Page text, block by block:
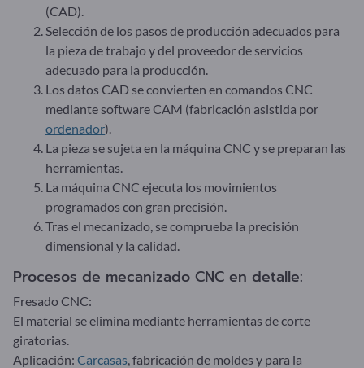
(CAD).
Selección de los pasos de producción adecuados para
la pieza de trabajo y del proveedor de servicios
adecuado para la producción.
Los datos CAD se convierten en comandos CNC
mediante software CAM (fabricación asistida por
ordenador).
La pieza se sujeta en la máquina CNC y se preparan las
herramientas.
La máquina CNC ejecuta los movimientos
programados con gran precisión.
Tras el mecanizado, se comprueba la precisión
dimensional y la calidad.
Procesos de mecanizado CNC en detalle:
Fresado CNC:
El material se elimina mediante herramientas de corte
giratorias.
Aplicación: Carcasas, fabricación de moldes y para la